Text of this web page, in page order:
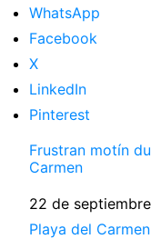
WhatsApp
Facebook
X
LinkedIn
Pinterest
Frustran motín
Carmen
Fecha
22 de
Respecto a
Playa del Carmen